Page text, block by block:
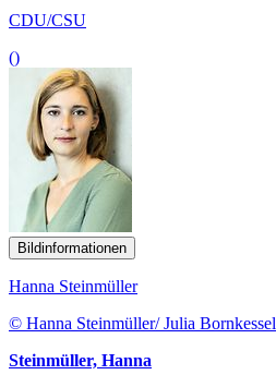
CDU/CSU
()
Bildinformationen
Hanna Steinmüller
© Hanna Steinmüller/ Julia Bornkessel
Steinmüller, Hanna